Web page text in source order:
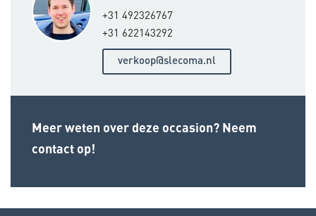
Meer weten over deze occasion? Neem
contact op!
+31 492326767
+31 622143292
verkoop@slecoma.nl